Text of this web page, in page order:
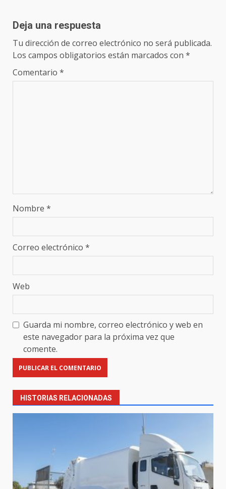
Deja una respuesta
Tu dirección de correo electrónico no será publicada.
Los campos obligatorios están marcados con *
Comentario *
Nombre *
Correo electrónico *
Web
Guarda mi nombre, correo electrónico y web en
este navegador para la próxima vez que
comente.
HISTORIAS RELACIONADAS